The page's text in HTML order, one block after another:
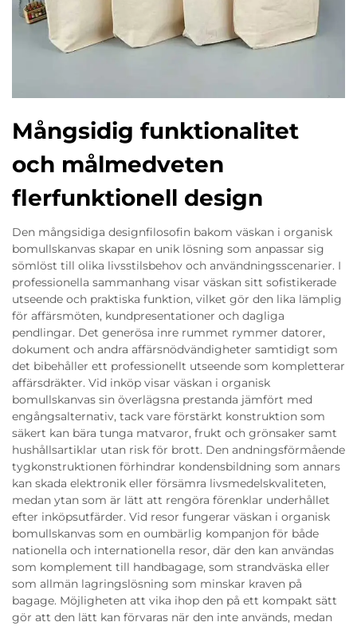
Mångsidig funktionalitet
och målmedveten
flerfunktionell design
Den mångsidiga designfilosofin bakom väskan i organisk
bomullskanvas skapar en unik lösning som anpassar sig
sömlöst till olika livsstilsbehov och användningsscenarier. I
professionella sammanhang visar väskan sitt sofistikerade
utseende och praktiska funktion, vilket gör den lika lämplig
för affärsmöten, kundpresentationer och dagliga
pendlingar. Det generösa inre rummet rymmer datorer,
dokument och andra affärsnödvändigheter samtidigt som
det bibehåller ett professionellt utseende som kompletterar
affärsdräkter. Vid inköp visar väskan i organisk
bomullskanvas sin överlägsna prestanda jämfört med
engångsalternativ, tack vare förstärkt konstruktion som
säkert kan bära tunga matvaror, frukt och grönsaker samt
hushållsartiklar utan risk för brott. Den andningsförmående
tygkonstruktionen förhindrar kondensbildning som annars
kan skada elektronik eller försämra livsmedelskvaliteten,
medan ytan som är lätt att rengöra förenklar underhållet
efter inköpsutfärder. Vid resor fungerar väskan i organisk
bomullskanvas som en oumbärlig kompanjon för både
nationella och internationella resor, där den kan användas
som komplement till handbagage, som strandväska eller
som allmän lagringslösning som minskar kraven på
bagage. Möjligheten att vika ihop den på ett kompakt sätt
gör att den lätt kan förvaras när den inte används, medan